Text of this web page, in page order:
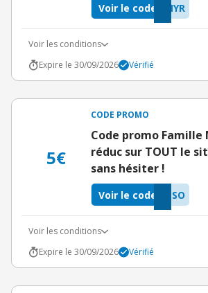
MYR
Voir le code
Voir les conditions
Expire le 30/09/2026
Vérifié
5€
CODE PROMO
Code promo Famille
réduc sur TOUT le
sans hésiter !
MSO
Voir le code
Voir les conditions
Expire le 30/09/2026
Vérifié